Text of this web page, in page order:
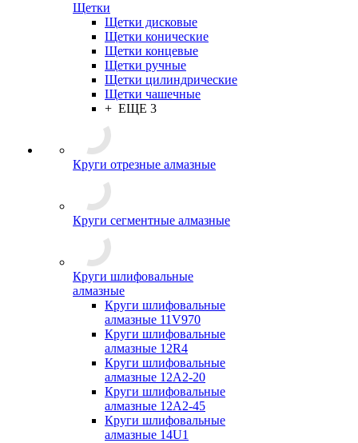
Щетки
Щетки дисковые
Щетки конические
Щетки концевые
Щетки ручные
Щетки цилиндрические
Щетки чашечные
+ ЕЩЕ 3
Круги отрезные алмазные
Круги сегментные алмазные
Круги шлифовальные
алмазные
Круги шлифовальные
алмазные 11V970
Круги шлифовальные
алмазные 12R4
Круги шлифовальные
алмазные 12А2-20
Круги шлифовальные
алмазные 12А2-45
Круги шлифовальные
алмазные 14U1